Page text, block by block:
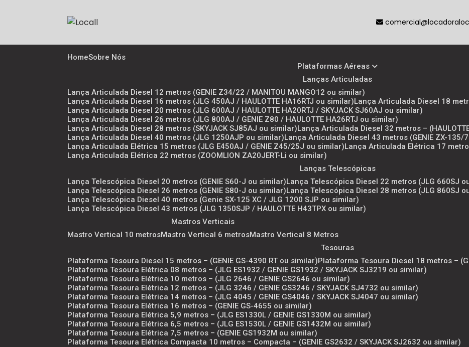
Home Sobre Nós
Plataformas Aéreas
Lanças Articuladas
Lança Articulada Diesel 12 metros (GENIE Z34/22 / MANITOU MANGO12 ou similar)
Lança Articulada Diesel 16 metros (JLG 450AJ / HAULOTTE HA16RTJ ou similar) Lança Articulada Diesel 18
Lança Articulada Diesel 20 metros (JLG 600AJ / HAULOTTE HA20RTJ / SKYJACK SJ60AJ ou similar)
Lança Articulada Diesel 26 metros (JLG 800AJ / GENIE Z80 / HAULOTTE HA26RTJ ou similar)
Lança Articulada Diesel 28 metros (SKYJACK SJ85AJ ou similar) Lança Articulada Diesel 32 metros –
Lança Articulada Diesel 40 metros (JLG 1250AJP ou similar) Lança Articulada Diesel 43 metros (GENIE ZX-135/
Lança Articulada Elétrica 15 metros (JLG E450AJ / GENIE Z45/25J ou similar) Lança Articulada Elétrica 17
Lança Articulada Elétrica 22 metros (ZOOMLION ZA20JERT-Li ou similar)
Lanças Telescópicas
Lança Telescópica Diesel 20 metros (GENIE S60-J ou similar) Lança Telescópica Diesel 22 metros (JLG 660SJ
Lança Telescópica Diesel 26 metros (GENIE S80-J ou similar) Lança Telescópica Diesel 28 metros (JLG 860SJ
Lança Telescópica Diesel 40 metros (Genie SX-125 XC / JLG 1200 SJP ou similar)
Lança Telescópica Diesel 43 metros (JLG 1350SJP / HAULOTTE H43TPX ou similar)
Mastros Verticais
Mastro Vertical 10 metros
Mastro Vertical 6 metros
Mastro Vertical 8 Metros
Tesouras
Plataforma Tesoura Diesel 15 metros – (GENIE GS-4390 RT ou similar)
Plataforma Tesoura Diesel 18 metros –
Plataforma Tesoura Elétrica 08 metros – (JLG ES1932 / GENIE GS1932 / SKYJACK SJ3219 ou similar)
Plataforma Tesoura Elétrica 10 metros – (JLG 2646 / GENIE GS2646 ou similar)
Plataforma Tesoura Elétrica 12 metros – (JLG 3246 / GENIE GS3246 / SKYJACK SJ4732 ou similar)
Plataforma Tesoura Elétrica 14 metros – (JLG 4045 / GENIE GS4046 / SKYJACK SJ4047 ou similar)
Plataforma Tesoura Elétrica 16 metros – (GENIE GS-4655 ou similar)
Plataforma Tesoura Elétrica 5,9 metros – (JLG ES1330L / GENIE GS1330M ou similar)
Plataforma Tesoura Elétrica 6,5 metros – (JLG ES1530L / GENIE GS1432M ou similar)
Plataforma Tesoura Elétrica 7,5 metros – (GENIE GS1932M ou similar)
Plataforma Tesoura Elétrica Compacta 10 metros – Compacta – (GENIE GS2632 / SKYJACK SJ2632 ou similar)